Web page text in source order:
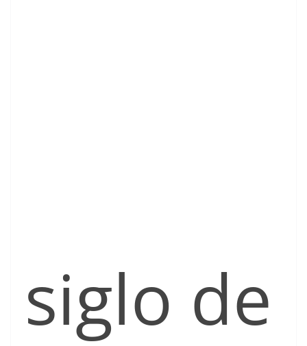
siglo de